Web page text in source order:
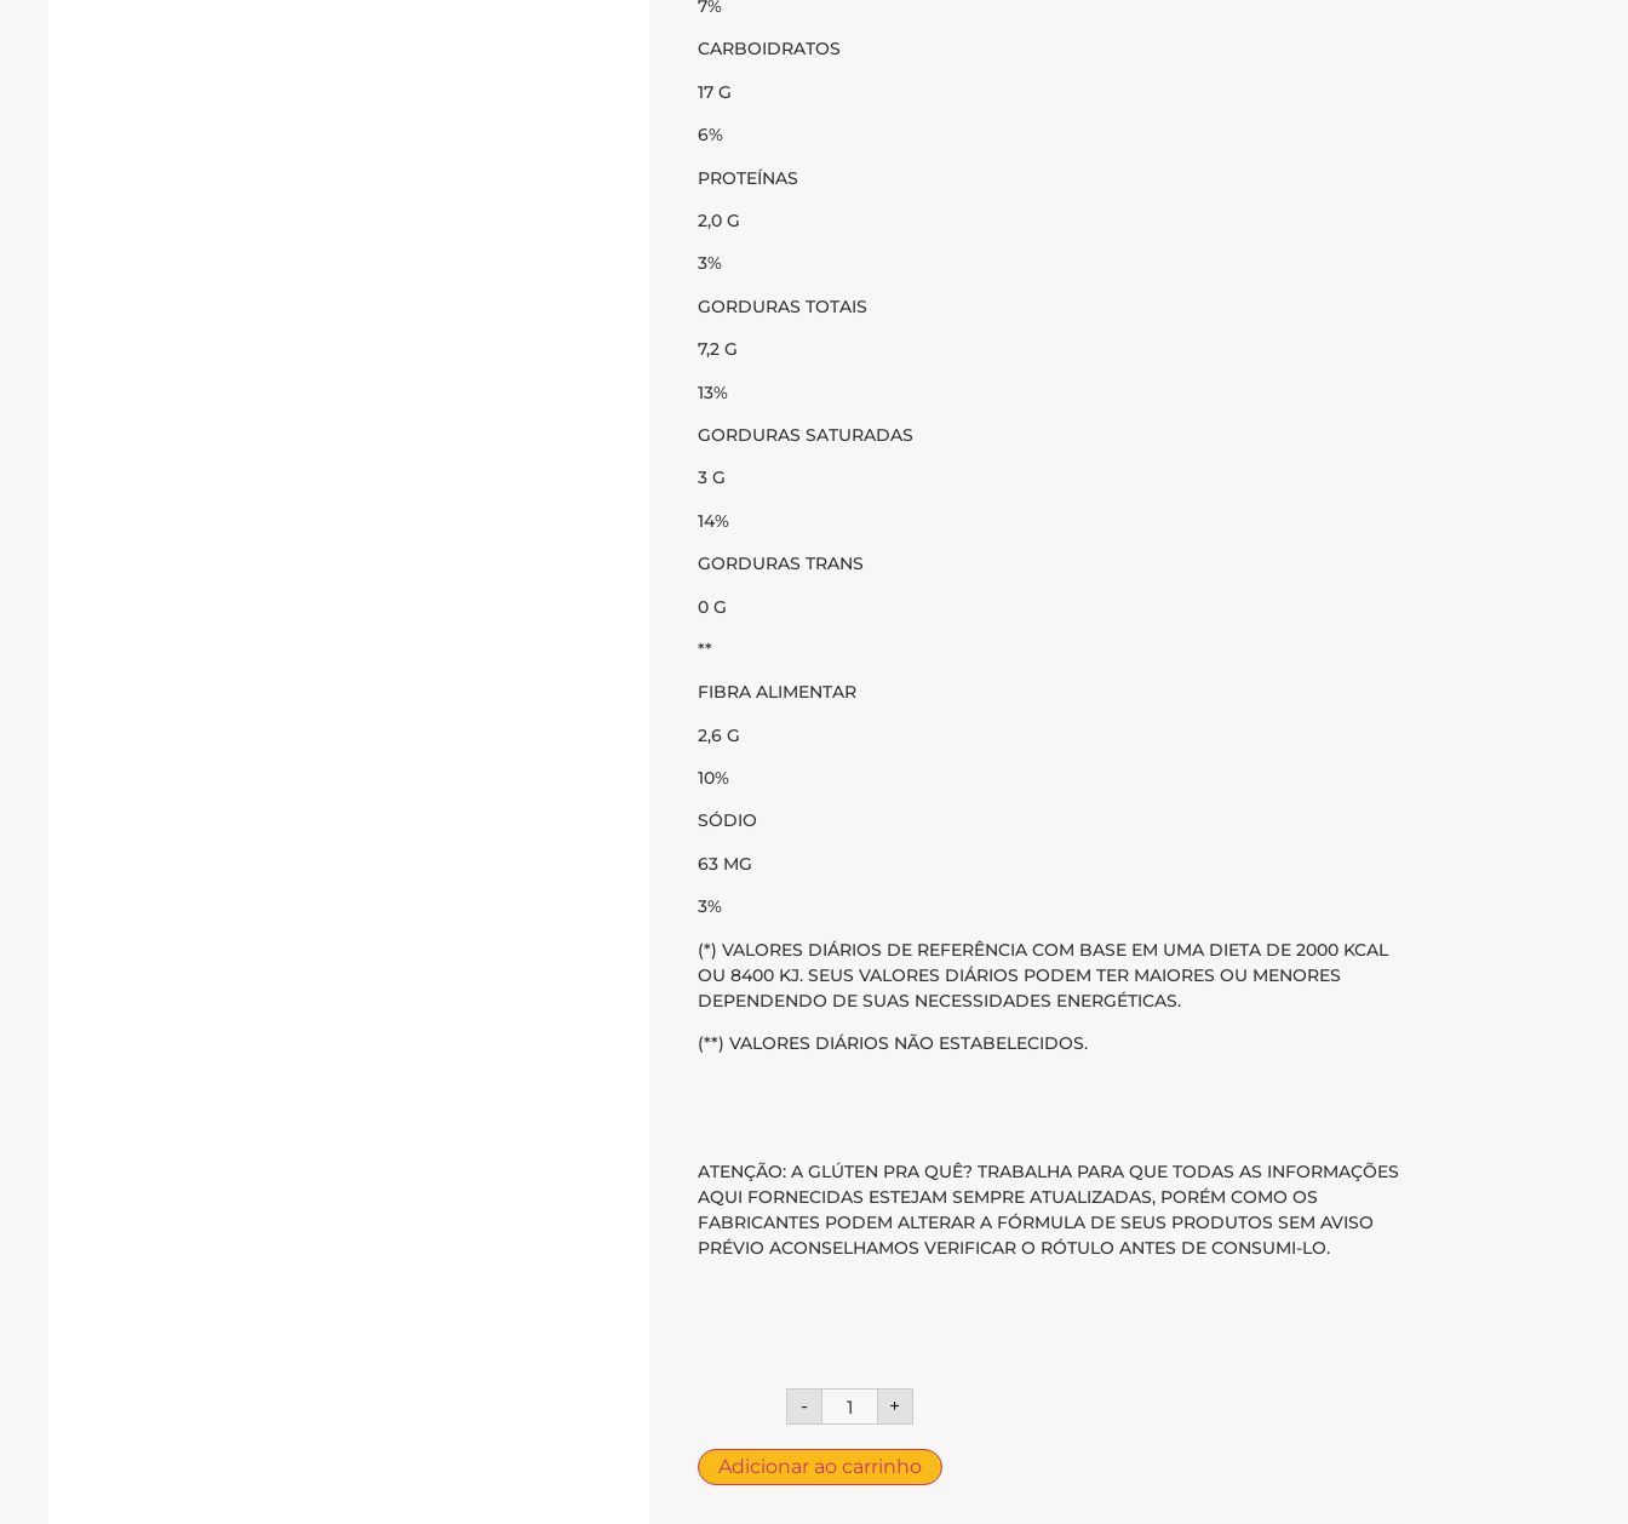
7%
CARBOIDRATOS
17 G
6%
PROTEÍNAS
2,0 G
3%
GORDURAS TOTAIS
7,2 G
13%
GORDURAS SATURADAS
3 G
14%
GORDURAS TRANS
0 G
**
FIBRA ALIMENTAR
2,6 G
10%
SÓDIO
63 MG
3%
(*) VALORES DIÁRIOS DE REFERÊNCIA COM BASE EM UMA DIETA DE 2000 KCAL
OU 8400 KJ. SEUS VALORES DIÁRIOS PODEM TER MAIORES OU MENORES
DEPENDENDO DE SUAS NECESSIDADES ENERGÉTICAS.
(**) VALORES DIÁRIOS NÃO ESTABELECIDOS.
ATENÇÃO: A GLÚTEN PRA QUÊ? TRABALHA PARA QUE TODAS AS INFORMAÇÕES
AQUI FORNECIDAS ESTEJAM SEMPRE ATUALIZADAS, PORÉM COMO OS
FABRICANTES PODEM ALTERAR A FÓRMULA DE SEUS PRODUTOS SEM AVISO
PRÉVIO ACONSELHAMOS VERIFICAR O RÓTULO ANTES DE CONSUMI-LO.
- +
Adicionar ao carrinho